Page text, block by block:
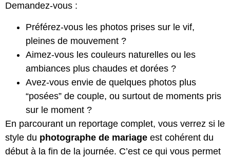
Demandez-vous :
Préférez-vous les photos prises sur le vif,
pleines de mouvement ?
Aimez-vous les couleurs naturelles ou les
ambiances plus chaudes et dorées ?
Avez-vous envie de quelques photos plus
“posées” de couple, ou surtout de moments pris
sur le moment ?
En parcourant un reportage complet, vous verrez si le
style du photographe de mariage est cohérent du
début à la fin de la journée. C’est ce qui vous permet